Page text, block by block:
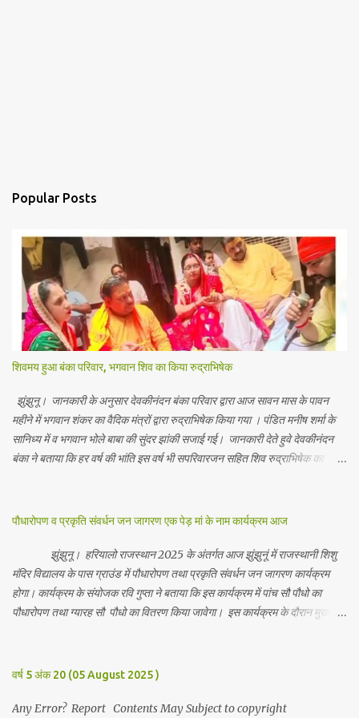
Popular Posts
शिवमय हुआ बंका परिवार, भगवान शिव का किया रुद्राभिषेक
झुंझुनू। जानकारी के अनुसार देवकीनंदन बंका परिवार द्वारा आज सावन मास के पावन
महीने में भगवान शंकर का वैदिक मंत्रों द्वारा रुद्राभिषेक किया गया । पंडित मनीष शर्मा के
सानिध्य में व भगवान भोले बाबा की सुंदर झांकी सजाई गई। जानकारी देते हुवे देवकीनंदन
बंका ने बताया कि हर वर्ष की भांति इस वर्ष भी सपरिवारजन सहित शिव रुद्राभिषेक का
भाविक, लाडो, मीना, रेनू, निर्मला, दीक्षा, मनीषा आदि सभी परिवार जन उपस्थित रहे।
guarantee the information is 100% accurate
पौधारोपण व प्रकृति संवर्धन जन जागरण एक पेड़ मां के नाम कार्यक्रम आज
झुंझुनू। हरियालो राजस्थान 2025 के अंतर्गत आज झुंझुनूं में राजस्थानी शिशु
मंदिर विद्यालय के पास ग्राउंड में पौधारोपण तथा प्रकृति संवर्धन जन जागरण कार्यक्रम
होगा। कार्यक्रम के संयोजक रवि गुप्ता ने बताया कि इस कार्यक्रम में पांच सौ पौधो का
पौधारोपण तथा ग्यारह सौ पौधो का वितरण किया जावेगा। इस कार्यक्रम के दौरान मुख्य
उपस्थित रहेंगे। Contents May Subject to copyright Disclaimer: We
वर्ष 5 अंक 20 (05 August 2025 )
Any Error? Report Contents May Subject to copyright